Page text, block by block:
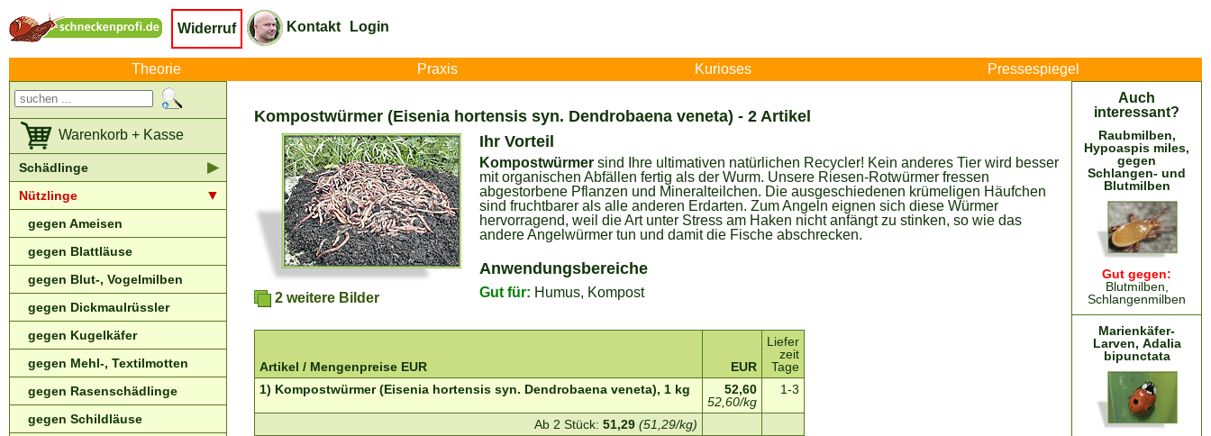
Widerruf Kontakt Login
Kompostwürmer (Eisenia hortensis syn. Dendrobaena veneta) - 2 Artikel
2 weitere Bilder
Ihr Vorteil
Kompostwürmer sind Ihre ultimativen natürlichen Recycler! Kein anderes Tier wird besser
mit organischen Abfällen fertig als der Wurm. Unsere Riesen-Rotwürmer fressen
abgestorbene Pflanzen und Mineralteilchen. Die ausgeschiedenen krümeligen Häufchen
sind fruchtbarer als alle anderen Erdarten. Zum Angeln eignen sich diese Würmer
hervorragend, weil die Art unter Stress am Haken nicht anfängt zu stinken, so wie das
andere Angelwürmer tun und damit die Fische abschrecken.
Anwendungsbereiche
Gut für: Humus, Kompost
Artikel / Mengenpreise EUR EUR
Liefer
zeit
Tage
1) Kompostwürmer (Eisenia hortensis syn. Dendrobaena veneta), 1 kg
52,60
52,60/kg
1-3
Ab 2 Stück: 51,29 (51,29/kg)
Warenkorb + Kasse
Schädlinge ▶
Nützlinge ▼
gegen Ameisen
gegen Blattläuse
gegen Blut-, Vogelmilben
gegen Dickmaulrüssler
gegen Kugelkäfer
gegen Mehl-, Textilmotten
gegen Rasenschädlinge
gegen Schildläuse
Auch
interessant?
Raubmilben,
Hypoaspis miles,
gegen
Schlangen- und
Blutmilben
Gut gegen:
Blutmilben,
Schlangenmilben
Marienkäfer-
Larven, Adalia
bipunctata
Theorie Praxis Kurioses Pressespiegel